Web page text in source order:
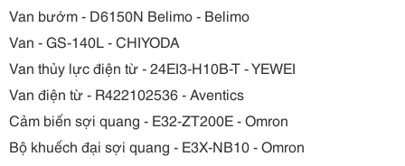
Van bướm - D6150N Belimo - Belimo
Van - GS-140L - CHIYODA
Van thủy lực điện từ - 24EI3-H10B-T - YEWEI
Van điện từ - R422102536 - Aventics
Cảm biến sợi quang - E32-ZT200E - Omron
Bộ khuếch đại sợi quang - E3X-NB10 - Omron